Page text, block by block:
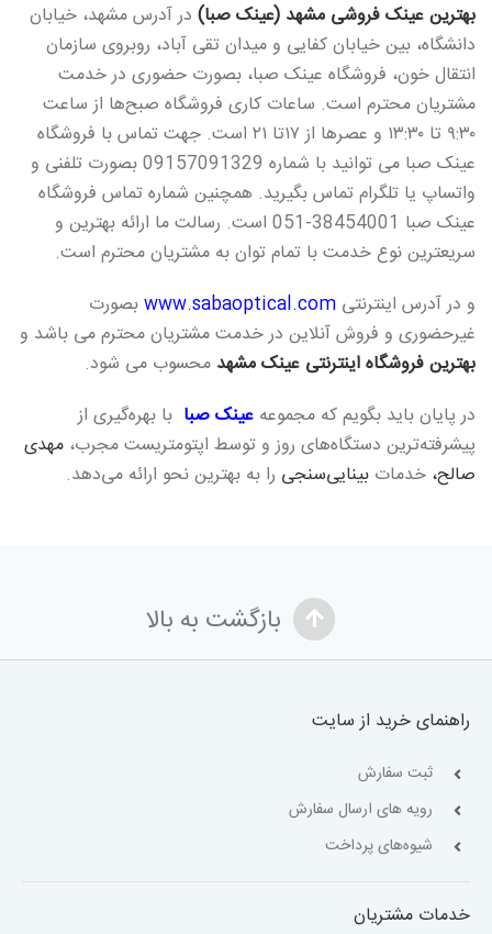
بهترین عینک فروشی مشهد (عینک صبا) در آدرس مشهد، خیابان
دانشگاه، بين خیابان کفایی و میدان تقی آباد، روبروی سازمان
انتقال خون، فروشگاه عینک صبا، بصورت حضوری در خدمت
مشتریان محترم است. ساعات کاری فروشگاه صبح‌ها از ساعت
۹:۳۰ تا ۱۳:۳۰ و عصرها از ۱۷تا ۲۱ است. جهت تماس با فروشگاه
عینک صبا می توانید با شماره‌ 09157091329 بصورت تلفنی و
واتساپ یا تلگرام تماس بگیرید. همچنین شماره تماس فروشگاه
عینک صبا 38454001-051 است. رسالت ما ارائه بهترین و
سریعترین نوع خدمت با تمام توان به مشتریان محترم است.
و در آدرس اینترنتی www.sabaoptical.comبصورت
غیرحضوری و فروش آنلاین در خدمت مشتریان محترم می باشد و
بهترین فروشگاه اینترنتی عینک مشهد محسوب می شود.
در پایان باید بگویم که مجموعه عینک صبا با بهره‌گیری از
پیشرفته‌ترین دستگاه‌های روز و توسط اپتومتریست مجرب، مهدی
صالح، خدمات بینایی‌سنجی را به بهترین نحو ارائه می‌دهد.
بازگشت به بالا
راهنمای خرید از سایت
ثبت سفارش
رویه های ارسال سفارش
شیوه‌های پرداخت
خدمات مشتریان